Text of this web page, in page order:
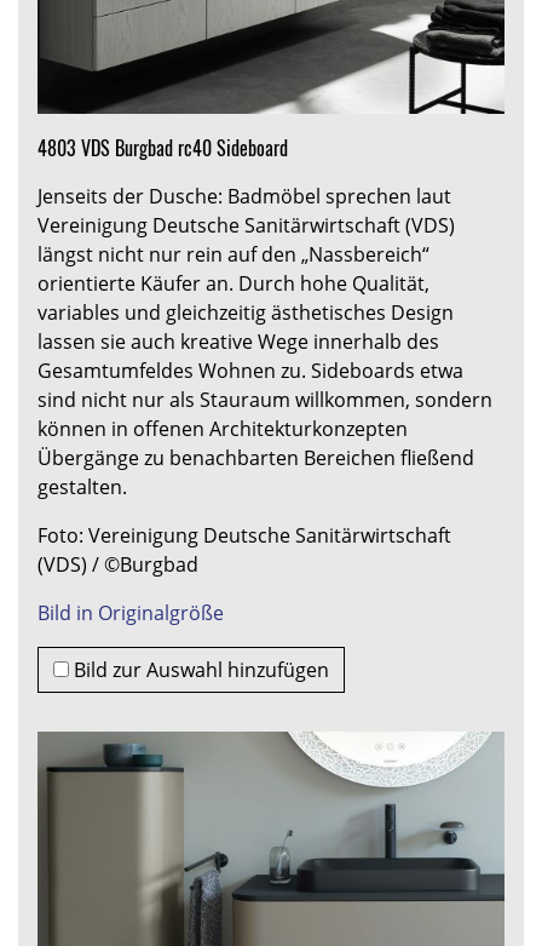
4803 VDS Burgbad rc40 Sideboard
Jenseits der Dusche: Badmöbel sprechen laut
Vereinigung Deutsche Sanitärwirtschaft (VDS)
längst nicht nur rein auf den „Nassbereich“
orientierte Käufer an. Durch hohe Qualität,
variables und gleichzeitig ästhetisches Design
lassen sie auch kreative Wege innerhalb des
Gesamtumfeldes Wohnen zu. Sideboards etwa
sind nicht nur als Stauraum willkommen, sondern
können in offenen Architekturkonzepten
Übergänge zu benachbarten Bereichen fließend
gestalten.
Foto: Vereinigung Deutsche Sanitärwirtschaft
(VDS) / ©Burgbad
Bild in Originalgröße
Bild zur Auswahl hinzufügen